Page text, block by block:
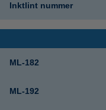
Inktlint nummer
ML-182
ML-192